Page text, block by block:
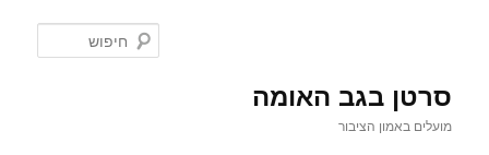
סרטן בגב האומה
מועלים באמון הציבור